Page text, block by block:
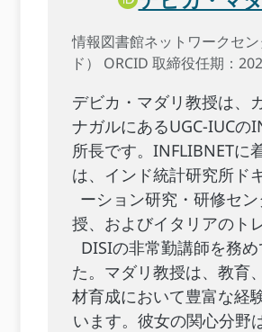
情報図書館ネットワークセ
ド） ORCID 取締役任期：
デビカ・マダリ教授は、
ナガルにあるUGC-IUCの
所長です。INFLIBNETに
は、インド統計研究所ド
ーション研究・研修セ
授、およびイタリアのト
DISIの非常勤講師を務め
た。マダリ教授は、教育
材育成において豊富な経
います。彼女の関心分野